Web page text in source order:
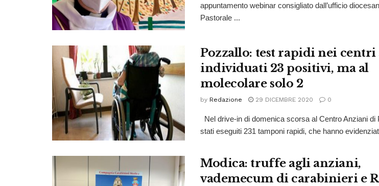
appuntamento webinar consigliato dall’ufficio
Pastorale ...
Pozzallo: test rapidi nei
individuati 23 positivi, ma al
molecolare solo 2
by Redazione 29 DICEMBRE 2020 0
Nel drive-in di domenica scorsa al Centro Anziani di
stati eseguiti 231 tamponi rapidi, che hanno
Modica: truffe agli anziani,
vademecum di carabinieri e